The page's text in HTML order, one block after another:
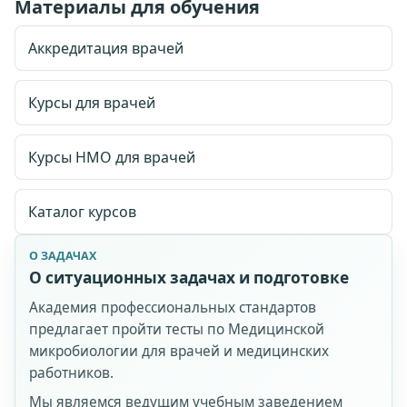
Материалы для обучения
Аккредитация врачей
Курсы для врачей
Курсы НМО для врачей
Каталог курсов
О ЗАДАЧАХ
О ситуационных задачах и подготовке
Академия профессиональных стандартов
предлагает пройти тесты по Медицинской
микробиологии для врачей и медицинских
работников.
Мы являемся ведущим учебным заведением